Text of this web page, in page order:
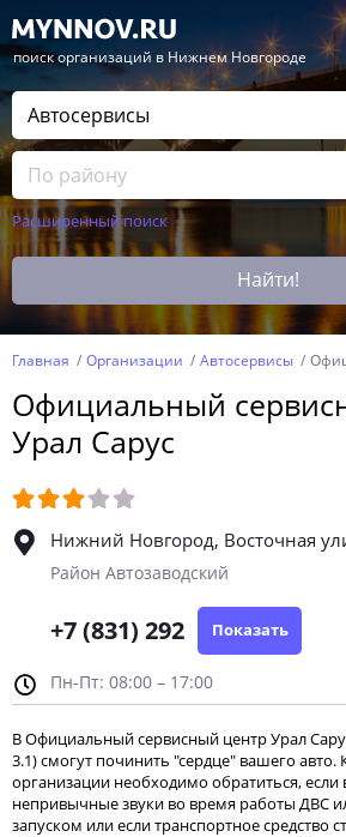
— поиск организаций в Нижнем Новгороде
Расширенный поиск
Найти!
Главная Организации Автосервисы
Официальный
Урал Сарус
Нижний Новгород, Восточная
Район Автозаводский
+7 (831) 292 Показать
Пн-Пт: 08:00 – 17:00
В Официальный сервисный центр Урал
3.1) смогут починить "сердце" вашего авто.
организации необходимо обратиться,
непривычные звуки во время работы ДВС
запуском или если транспортное средство